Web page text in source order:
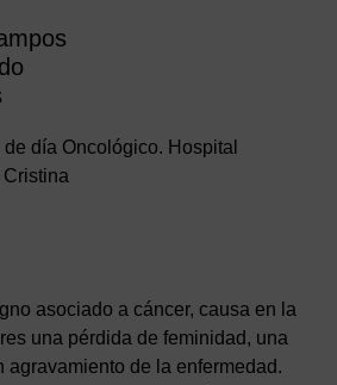
día Oncológico. Hospital
asociado a cáncer, causa en la
una pérdida de feminidad, una
agravamiento de la enfermedad.